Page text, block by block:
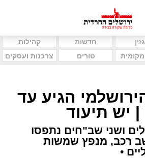
חדשות
קהילות
טורים צרכנות ועסקים
הגיע עד
| יש תיעוד
ושני שב"חים נתפסו
רכב, מנפץ שמשות
•